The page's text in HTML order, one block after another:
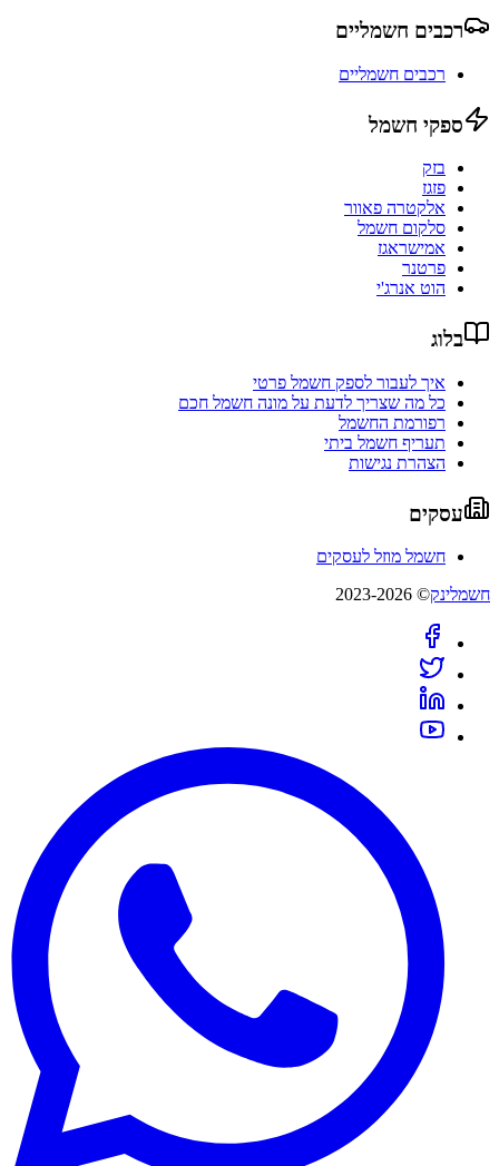
רכבים חשמליים
רכבים חשמליים
ספקי חשמל
בזק
פזגז
אלקטרה פאוור
סלקום חשמל
אמישראגז
פרטנר
הוט אנרג'י
בלוג
איך לעבור לספק חשמל פרטי
כל מה שצריך לדעת על מונה חשמל חכם
רפורמת החשמל
תעריף חשמל ביתי
הצהרת נגישות
עסקים
חשמל מוזל לעסקים
חשמלינק© 2023-2026